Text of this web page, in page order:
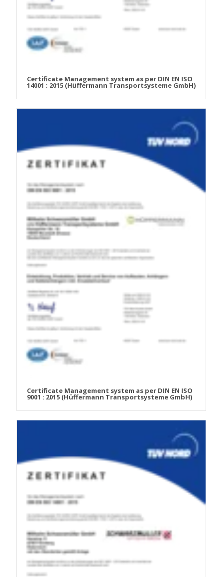
Certificate Management system as per DIN EN ISO
14001 : 2015 (Hüffermann Transportsysteme GmbH)
Certificate Management system as per DIN EN ISO
9001 : 2015 (Hüffermann Transportsysteme GmbH)